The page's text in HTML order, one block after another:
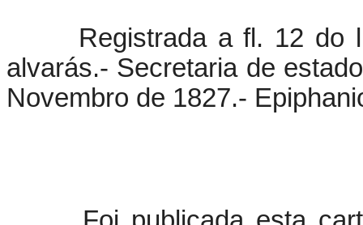
Registrada a fl. 12 do
alvarás.- Secretaria de
Novembro de 1827.-